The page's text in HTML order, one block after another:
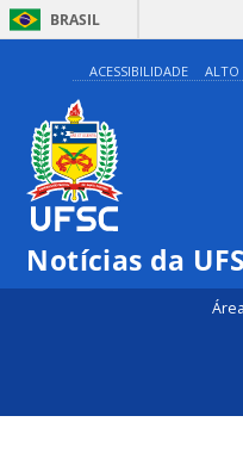
BRASIL
ACESSIBILIDADE ALTO
Notícias da